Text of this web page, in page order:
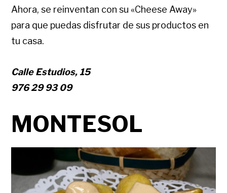
Ahora, se reinventan con su «Cheese Away»
para que puedas disfrutar de sus productos en
tu casa.
Calle Estudios, 15
976 29 93 09
MONTESOL